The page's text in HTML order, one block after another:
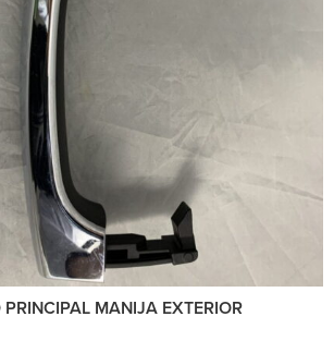
PRINCIPAL MANIJA EXTERIOR